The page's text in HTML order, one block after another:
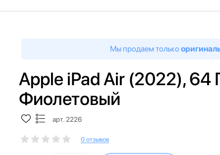
Мы продаем только
Apple iPad Air (2022), 64
Фиолетовый
арт. 2226
0 отзывов